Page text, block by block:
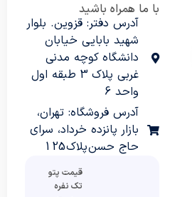
با ما همراه باشید
آدرس دفتر: قزوین. بلوار
شهید بابایی خیابان
دانشگاه کوچه مدنی
غربی پلاک 3 طبقه اول
واحد 6
آدرس فروشگاه: تهران،
بازار پانزده خرداد، سرای
حاج حسن پلاک 125
قیمت پتو
تک نفره